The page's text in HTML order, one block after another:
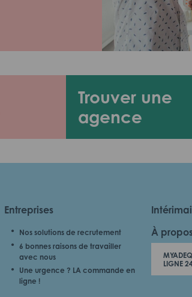
Trouver une
agence
Entreprises
Nos solutions de recrutement
6 bonnes raisons de travailler
avec nous
Une urgence ? LA commande en
ligne !
À
LIGNE